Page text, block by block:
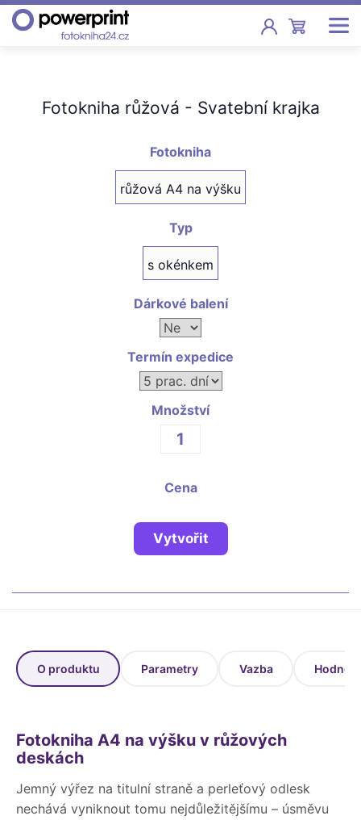
Pevná vazba, sešity, poukazy
Fotokalendáře
Fotoknihy a dárky pro školy
Hrnky, magnety, trička…
Fotokniha růžová - Svatební krajka
Fotokniha
růžová A4 na výšku
Typ
s okénkem
Dárkové balení
Termín expedice
Množství
Cena
Vytvořit
O produktu Parametry Vazba
Fotokniha A4 na výšku v růžových
deskách
Jemný výřez na titulní straně a perleťový odlesk
nechává vyniknout tomu nejdůležitějšímu – úsměvu